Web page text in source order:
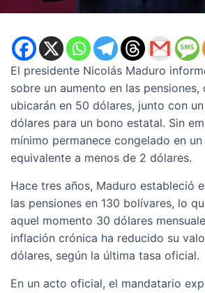
El presidente Nicolás Maduro
sobre un aumento en las pensiones,
ubicarán en 50 dólares, junto con
dólares para un bono estatal. Sin
mínimo permanece congelado en
equivalente a menos de 2 dólares.
Hace tres años, Maduro estableció
las pensiones en 130 bolívares, lo
aquel momento 30 dólares
inflación crónica ha reducido su
dólares, según la última tasa oficial.
En un acto oficial, el mandatario